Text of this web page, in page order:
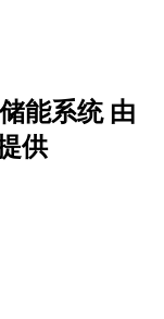
能系统 由
供